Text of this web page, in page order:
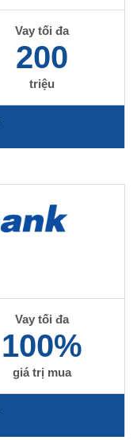
Vay tối đa
200
triệu
Vay tối đa
100%
giá trị mua